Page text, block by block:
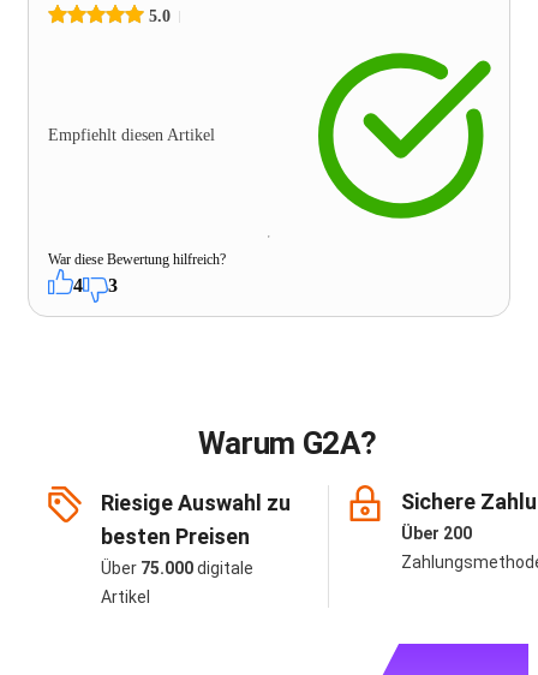
5.0
Empfiehlt diesen Artikel
War diese Bewertung hilfreich?
4 3
Warum G2A?
Riesige Auswahl zu
besten Preisen
Über 75.000digitale
Artikel
Sichere
Über 200